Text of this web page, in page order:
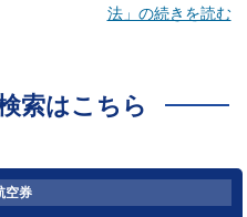
法」の続きを読む
索はこちら
空券